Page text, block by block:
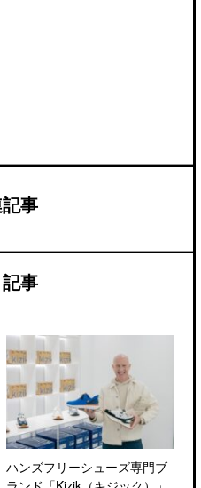
事
事
ハンズフリーシューズ専門ブ